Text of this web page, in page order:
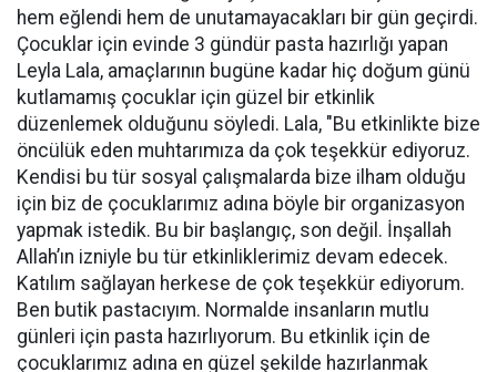
hem eğlendi hem de unutamayacakları bir gün geçirdi.
Çocuklar için evinde 3 gündür pasta hazırlığı yapan
Leyla Lala, amaçlarının bugüne kadar hiç doğum günü
kutlamamış çocuklar için güzel bir etkinlik
düzenlemek olduğunu söyledi. Lala, "Bu etkinlikte bize
öncülük eden muhtarımıza da çok teşekkür ediyoruz.
Kendisi bu tür sosyal çalışmalarda bize ilham olduğu
için biz de çocuklarımız adına böyle bir organizasyon
yapmak istedik. Bu bir başlangıç, son değil. İnşallah
Allah’ın izniyle bu tür etkinliklerimiz devam edecek.
Katılım sağlayan herkese de çok teşekkür ediyorum.
Ben butik pastacıyım. Normalde insanların mutlu
günleri için pasta hazırlıyorum. Bu etkinlik için de
çocuklarımız adına en güzel şekilde hazırlanmak